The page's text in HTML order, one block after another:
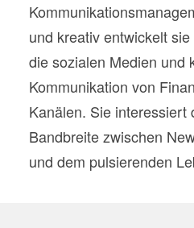
und kreativ entwickelt
die sozialen Medien und
Kommunikation von
Kanälen. Sie interessiert
Bandbreite zwischen
und dem pulsierenden